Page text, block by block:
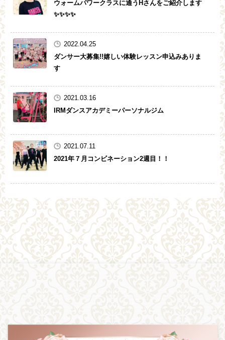
ウォームパワークラスに通うHさんをご紹介します
✨✨✨✨
2022.04.25
ダンサー大募集!!嬉しい体験レッスン申込みありま
す
2021.03.16
IRMダンスアカデミーパーソナルジム
2021.07.11
2021年７月コンビネーション2週目！！